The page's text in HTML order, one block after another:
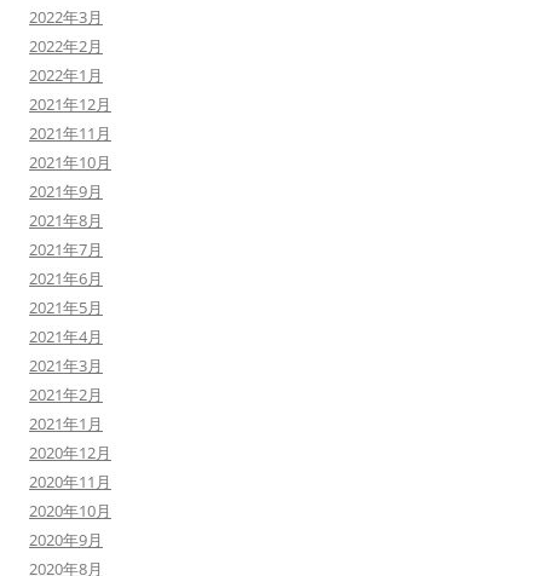
2022年3月
2022年2月
2022年1月
2021年12月
2021年11月
2021年10月
2021年9月
2021年8月
2021年7月
2021年6月
2021年5月
2021年4月
2021年3月
2021年2月
2021年1月
2020年12月
2020年11月
2020年10月
2020年9月
2020年8月